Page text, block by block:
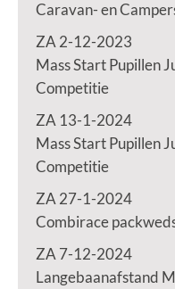
Caravan- en
ZA 2-12-2023
Mass Start Pupillen
Competitie
ZA 13-1-2024
Mass Start Pupillen
Competitie
ZA 27-1-2024
Combirace
ZA 7-12-2024
Langebaanafstand